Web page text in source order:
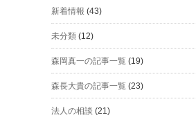
新着情報 (43)
未分類 (12)
森岡真一の記事一覧 (19)
森長大貴の記事一覧 (23)
法人の相談 (21)